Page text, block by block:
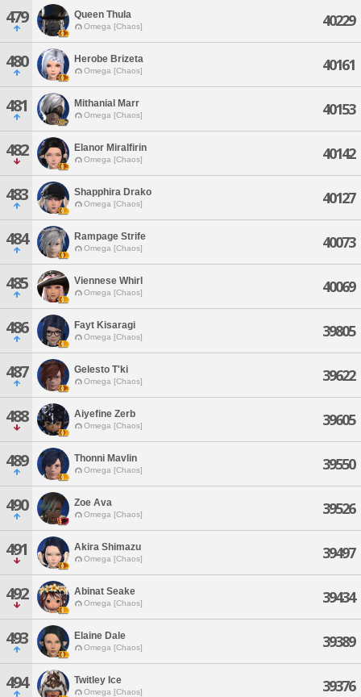
479 Queen Thula
Omega [Chaos] 40229
480 Herobe Brizeta
Omega [Chaos] 40161
481 Mithanial Marr
Omega [Chaos] 40153
482 Elanor Miralfirin
Omega [Chaos] 40142
483 Shapphira Drako
Omega [Chaos] 40127
484 Rampage Strife
Omega [Chaos] 40073
485 Viennese Whirl
Omega [Chaos] 40069
486 Fayt Kisaragi
Omega [Chaos] 39805
487 Gelesto T'ki
Omega [Chaos] 39622
488 Aiyefine Zerb
Omega [Chaos] 39605
489 Thonni Mavlin
Omega [Chaos] 39550
490 Zoe Ava
Omega [Chaos] 39526
491 Akira Shimazu
Omega [Chaos] 39497
492 Abinat Seake
Omega [Chaos] 39434
493 Elaine Dale
Omega [Chaos] 39389
494 Twitley Ice
Omega [Chaos] 39376